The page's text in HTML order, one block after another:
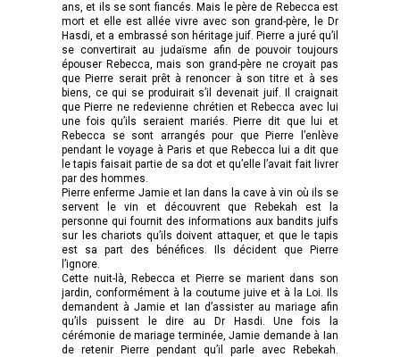
ans, et ils se sont fiancés. Mais le père de Rebecca est
mort et elle est allée vivre avec son grand-père, le Dr
Hasdi, et a embrassé son héritage juif. Pierre a juré qu’il
se convertirait au judaïsme afin de pouvoir toujours
épouser Rebecca, mais son grand-père ne croyait pas
que Pierre serait prêt à renoncer à son titre et à ses
biens, ce qui se produirait s’il devenait juif. Il craignait
que Pierre ne redevienne chrétien et Rebecca avec lui
une fois qu’ils seraient mariés. Pierre dit que lui et
Rebecca se sont arrangés pour que Pierre l’enlève
pendant le voyage à Paris et que Rebecca lui a dit que
le tapis faisait partie de sa dot et qu’elle l’avait fait livrer
par des hommes.
Pierre enferme Jamie et Ian dans la cave à vin où ils se
servent le vin et découvrent que Rebekah est la
personne qui fournit des informations aux bandits juifs
sur les chariots qu’ils doivent attaquer, et que le tapis
est sa part des bénéfices. Ils décident que Pierre
l’ignore.
Cette nuit-là, Rebecca et Pierre se marient dans son
jardin, conformément à la coutume juive et à la Loi. Ils
demandent à Jamie et Ian d’assister au mariage afin
qu’ils puissent le dire au Dr Hasdi. Une fois la
cérémonie de mariage terminée, Jamie demande à Ian
de retenir Pierre pendant qu’il parle avec Rebekah.